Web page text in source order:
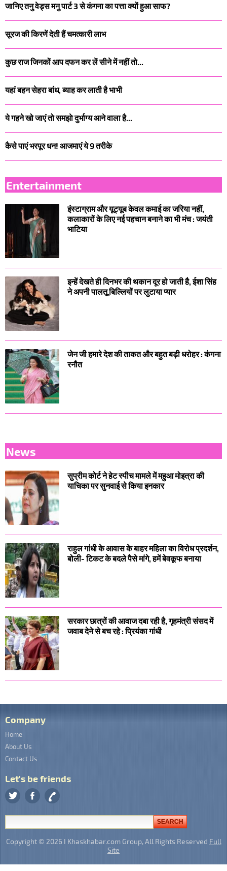
जानिए तनु वेड्स मनु पार्ट 3 से कंगना का पत्ता क्यों हुआ साफ?
सूरज की किरणें देती हैं चमत्कारी लाभ
कुछ राज जिनकों आप दफन कर लें सीने में नहीं तो...
यहां बहन सेहरा बांध, ब्याह कर लाती है भाभी
ये गहने खो जाएं तो समझाे दुर्भाग्‍य आने वाला है...
कैसे पाएं भरपूर धन! आजमाएं ये 9 तरीके
Entertainment
इंस्टाग्राम और यूट्यूब केवल कमाई का जरिया नहीं,
कलाकारों के लिए नई पहचान बनाने का भी मंच : जयंती
भाटिया
इन्हें देखते ही दिनभर की थकान दूर हो जाती है, ईशा सिंह
ने अपनी पालतू बिल्लियों पर लुटाया प्यार
जेन जी हमारे देश की ताकत और बहुत बड़ी धरोहर : कंगना
रनौत
News
सुप्रीम कोर्ट ने हेट स्पीच मामले में महुआ मोइत्रा की
याचिका पर सुनवाई से किया इनकार
राहुल गांधी के आवास के बाहर महिला का विरोध प्रदर्शन,
बोली- टिकट के बदले पैसे मांगे, हमें बेवकूफ बनाया
सरकार छात्रों की आवाज दबा रही है, गृहमंत्री संसद में
जवाब देने से बच रहे : प्रियंका गांधी
Company
Home
About Us
Contact Us
Let's be friends
Copyright © 2026 I Khaskhabar.com Group, All Rights Reserved Full
Site